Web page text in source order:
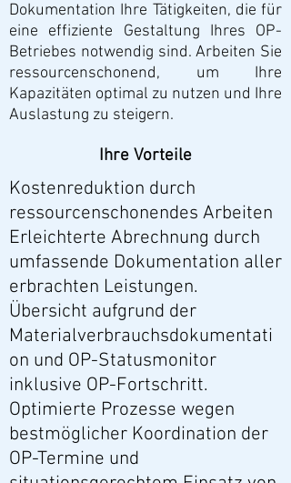
Dokumentation Ihre Tätigkeiten, die für
eine effiziente Gestaltung Ihres OP-
Betriebes notwendig sind. Arbeiten Sie
ressourcenschonend, um Ihre
Kapazitäten optimal zu nutzen und Ihre
Auslastung zu steigern.
Ihre Vorteile
Kostenreduktion durch
ressourcenschonendes Arbeiten
Erleichterte Abrechnung durch
umfassende Dokumentation aller
erbrachten Leistungen.
Übersicht aufgrund der
Materialverbrauchsdokumentati
on und OP-Statusmonitor
inklusive OP-Fortschritt.
Optimierte Prozesse wegen
bestmöglicher Koordination der
OP-Termine und